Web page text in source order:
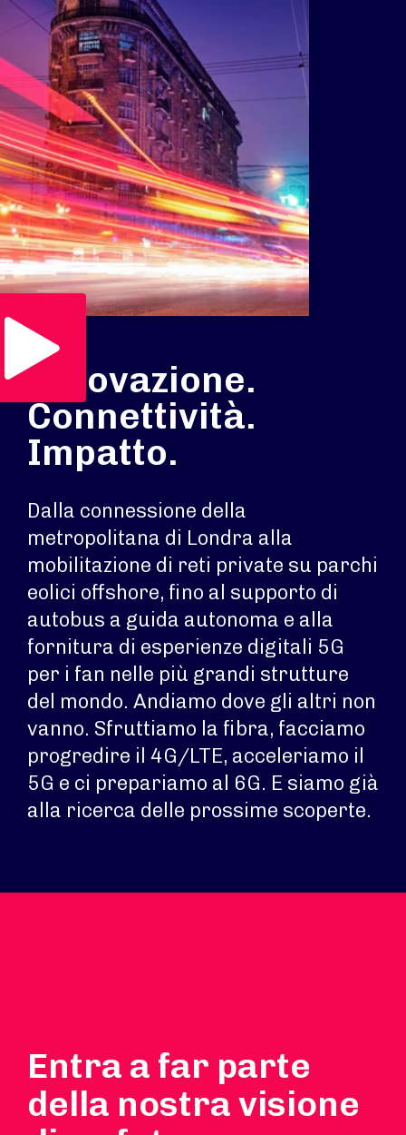
Innovazione.
Connettività.
Impatto.
Dalla connessione della
metropolitana di Londra alla
mobilitazione di reti private su parchi
eolici offshore, fino al supporto di
autobus a guida autonoma e alla
fornitura di esperienze digitali 5G
per i fan nelle più grandi strutture
del mondo. Andiamo dove gli altri non
vanno. Sfruttiamo la fibra, facciamo
progredire il 4G/LTE, acceleriamo il
5G e ci prepariamo al 6G. E siamo già
alla ricerca delle prossime scoperte.
Entra a far parte
della nostra visione